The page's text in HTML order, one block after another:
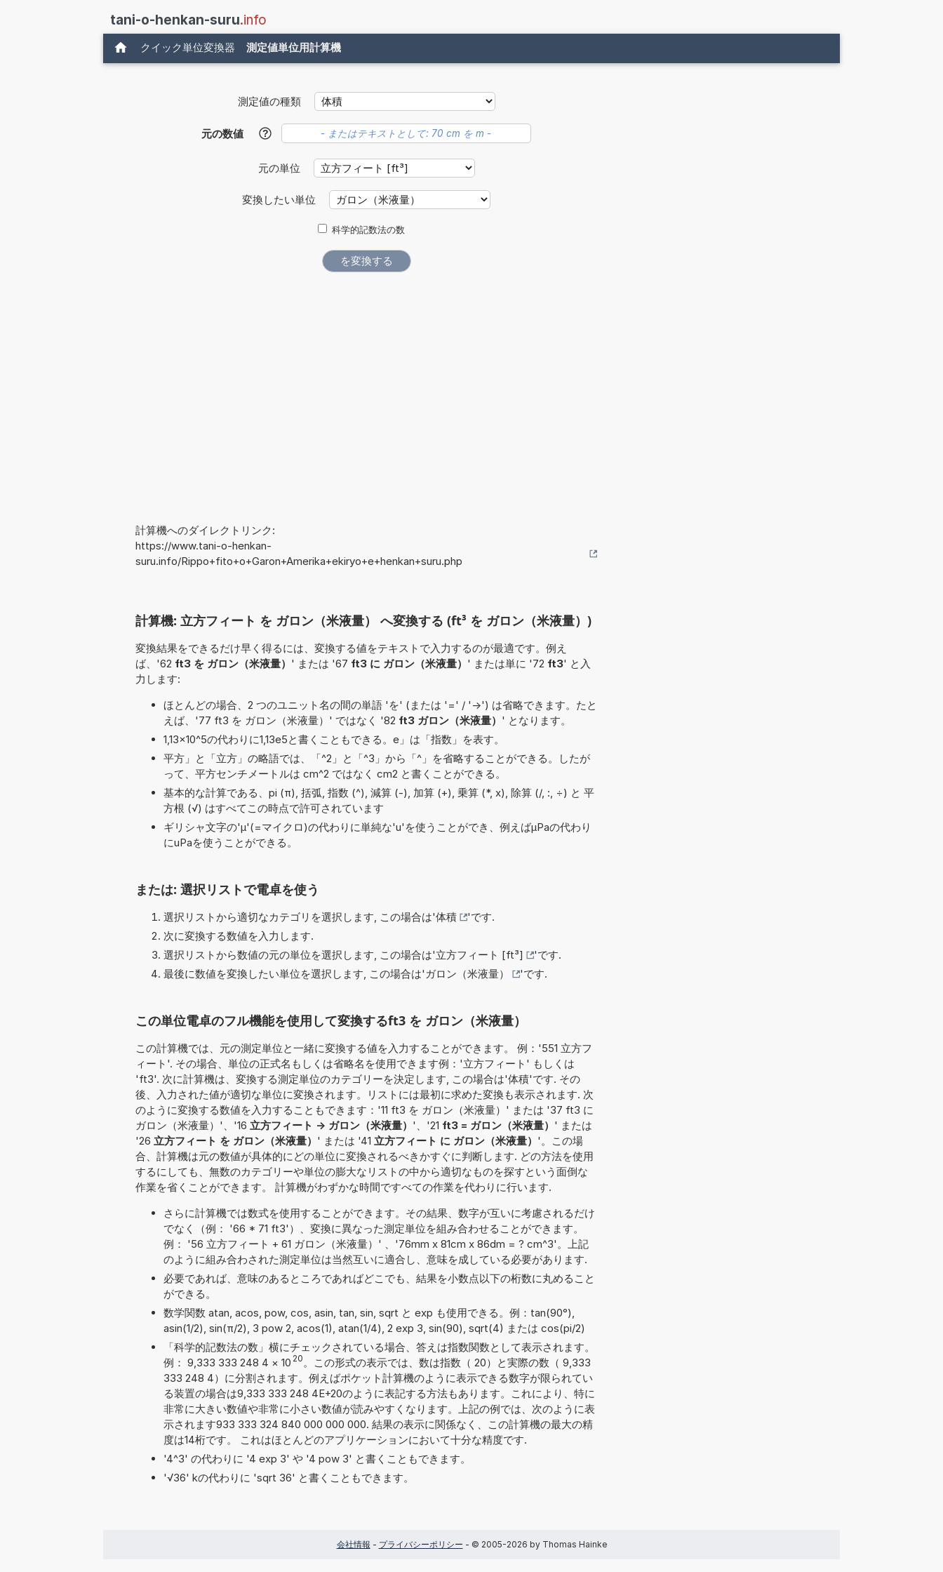
tani-o-henkan-suru.info
クイック単位変換器 測定値単位用計算機
測定値の種類
元の数値 ?
元の単位
変換したい単位
科学的記数法の数
計算機へのダイレクトリンク:
https://www.tani-o-henkan-
suru.info/Rippo+fito+o+Garon+Amerika+ekiryo+e+henkan+suru.php
計算機: 立方フィート を ガロン（米液量） へ変換する (ft³ を ガロン（米液量）)
変換結果をできるだけ早く得るには、変換する値をテキストで入力するのが最適です。例え
ば、'62 ft3 を ガロン（米液量） ' または '67 ft3 に ガロン（米液量） ' または単に '72 ft3' と入
力します:
ほとんどの場合、2 つのユニット名の間の単語 'を' (または '=' / '->') は省略できます。たと
えば、'77 ft3 を ガロン（米液量）' ではなく '82 ft3 ガロン（米液量） ' となります。
1,13×10^5の代わりに1,13e5と書くこともできる。e」は「指数」を表す。
平方」と「立方」の略語では、「^2」と「^3」から「^」を省略することができる。したが
って、平方センチメートルは cm^2 ではなく cm2 と書くことができる。
基本的な計算である、pi (π), 括弧, 指数 (^), 減算 (-), 加算 (+), 乗算 (*, x), 除算 (/, :, ÷) と 平
方根 (√) はすべてこの時点で許可されています
ギリシャ文字の'μ'(=マイクロ)の代わりに単純な'u'を使うことができ、例えばµPaの代わり
にuPaを使うことができる。
または: 選択リストで電卓を使う
選択リストから適切なカテゴリを選択します, この場合は'体積
'です.
次に変換する数値を入力します.
選択リストから数値の元の単位を選択します, この場合は'立方フィート [ft³]
'です.
最後に数値を変換したい単位を選択します, この場合は' ガロン（米液量） 'です.
この単位電卓のフル機能を使用して変換するft3 を ガロン（米液量）
この計算機では、元の測定単位と一緒に変換する値を入力することができます。 例：'551 立方フ
ィート'. その場合、単位の正式名もしくは省略名を使用できます例：'立方フィート' もしくは
'ft3'. 次に計算機は、変換する測定単位のカテゴリーを決定します, この場合は'体積'です. その
後、入力された値が適切な単位に変換されます。リストには最初に求めた変換も表示されます. 次
のように変換する数値を入力することもできます：'11 ft3 を ガロン（米液量）' または '37 ft3 に
ガロン（米液量）'、'16 立方フィート -> ガロン（米液量） '、'21 ft3 = ガロン（米液量） ' または
'26 立方フィート を ガロン（米液量） ' または '41 立方フィート に ガロン（米液量） '。この場
合、計算機は元の数値が具体的にどの単位に変換されるべきかすぐに判断します. どの方法を使用
するにしても、無数のカテゴリーや単位の膨大なリストの中から適切なものを探すという面倒な
作業を省くことができます。 計算機がわずかな時間ですべての作業を代わりに行います.
さらに計算機では数式を使用することができます。その結果、数字が互いに考慮されるだけ
でなく（例： '66 * 71 ft3'）、変換に異なった測定単位を組み合わせることができます。
例： '56 立方フィート + 61 ガロン（米液量）' 、'76mm x 81cm x 86dm = ? cm^3'。上記
のように組み合わされた測定単位は当然互いに適合し、意味を成している必要があります.
必要であれば、意味のあるところであればどこでも、結果を小数点以下の桁数に丸めること
ができる。
数学関数 atan, acos, pow, cos, asin, tan, sin, sqrt と exp も使用できる。例：tan(90°),
asin(1/2), sin(π/2), 3 pow 2, acos(1), atan(1/4), 2 exp 3, sin(90), sqrt(4) または cos(pi/2)
「科学的記数法の数」横にチェックされている場合、答えは指数関数として表示されます。
例： 9,333 333 248 4 × 10 20 。この形式の表示では、数は指数（ 20）と実際の数（ 9,333
333 248 4）に分割されます。例えばポケット計算機のように表示できる数字が限られてい
る装置の場合は9,333 333 248 4E+20のように表記する方法もあります。これにより、特に
非常に大きい数値や非常に小さい数値が読みやすくなります。上記の例では、次のように表
示されます933 333 324 840 000 000 000. 結果の表示に関係なく、この計算機の最大の精
度は14桁です。 これはほとんどのアプリケーションにおいて十分な精度です.
'4^3' の代わりに '4 exp 3' や '4 pow 3' と書くこともできます。
'√36' kの代わりに 'sqrt 36' と書くこともできます。
会社情報 - プライバシーポリシー - © 2005-2026 by Thomas Hainke